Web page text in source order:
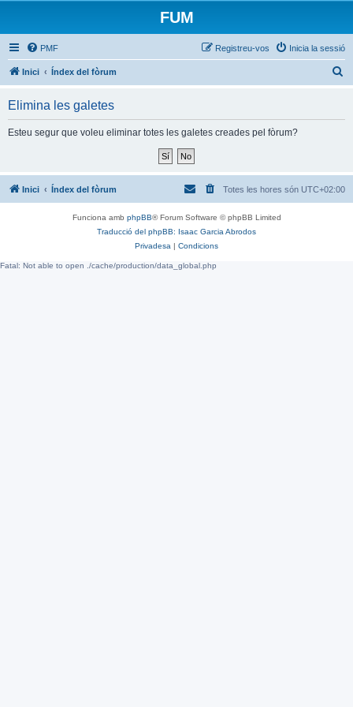
FUM
PMF Inicia la sessió
Registreu-vos
Inici Índex del fòrum
Elimina les galetes
Esteu segur que voleu eliminar totes les galetes creades pel fòrum?
Inici Índex del fòrum Totes les hores són UTC+02:00
Funciona amb phpBB® Forum Software © phpBB Limited
Traducció del phpBB: Isaac Garcia Abrodos
Privadesa | Condicions
Fatal: Not able to open ./cache/production/data_global.php